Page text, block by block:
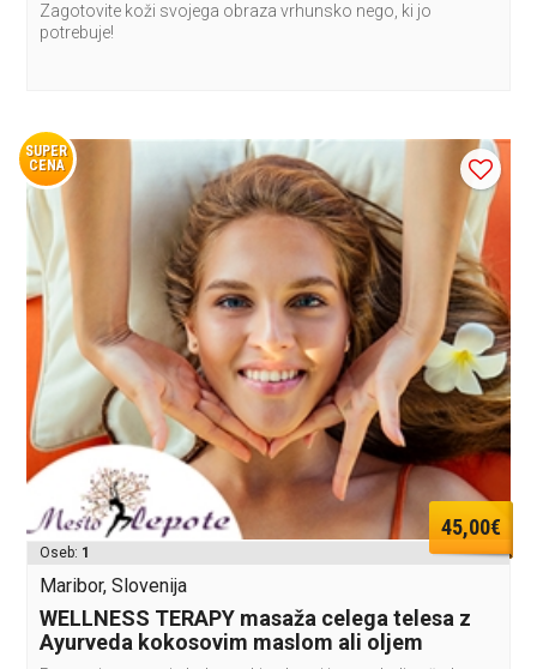
Zagotovite koži svojega obraza vrhunsko nego, ki jo
potrebuje!
SUPER
CENA
45,00€
Oseb: 1
Maribor, Slovenija
WELLNESS TERAPY masaža celega telesa z
Ayurveda kokosovim maslom ali oljem